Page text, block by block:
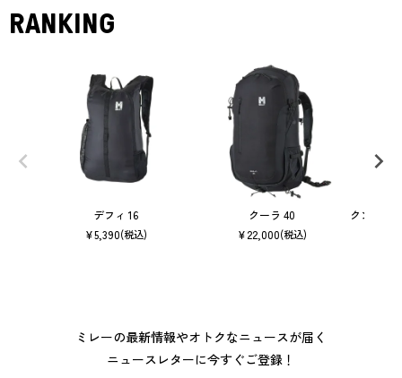
RANKING
デフィ 16
¥5,390(税込)
クーラ 40
¥22,000(税込)
クンブ マ
ミレーの最新情報やオトクなニュースが届く
ニュースレターに今すぐご登録！